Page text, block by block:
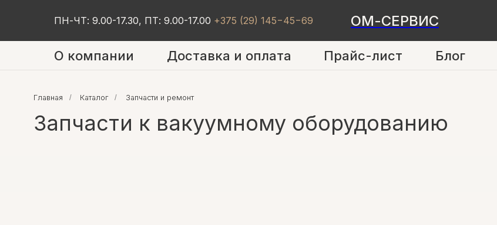
ПН-ЧТ: 9.00-17.30, ПТ: 9.00-17.00 +375 (29) 145−45−69 ОМ-СЕРВИС
О компании Доставка и оплата Прайс-лист Блог
Запчасти к вакуумному оборудованию